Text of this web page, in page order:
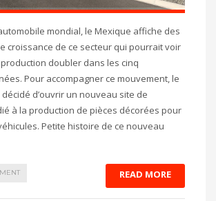
mondial, le Mexique affiche des
croissance de ce secteur qui pourrait voir
doubler dans les cinq
Pour accompagner ce mouvement, le
d’ouvrir un nouveau site de
à la production de pièces décorées pour
Petite histoire de ce nouveau
READ MORE